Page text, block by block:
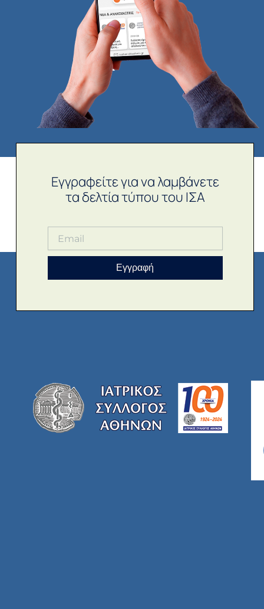
Εγγραφείτε για να λαμβάνετε
τα δελτία τύπου του ΙΣΑ
Εγγραφή